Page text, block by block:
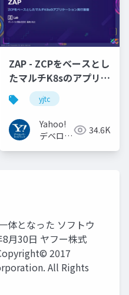
ZAP - ZCPをベースとし
たマルチK8sのアプリケ
ーション実行基盤
#YJTC / YJTC21 B-3
yjtc
Yahoo!
デベロッ
34.6K
体となった ソフトウ
月30日 ヤフー株式
2017
All Rights